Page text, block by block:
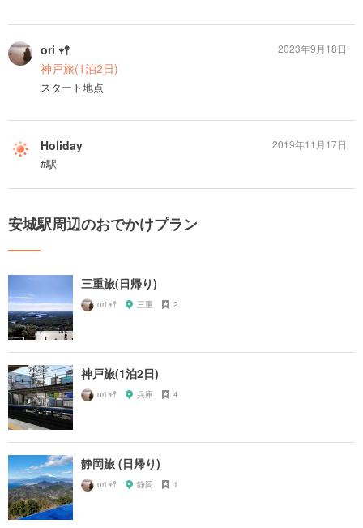
ori‪‪ 𖥧𖤣
神戸旅(1泊2日)
スタート地点
2023年9月18日
Holiday
#駅
2019年11月17日
安城駅周辺のおでかけプラン
三重旅(日帰り)
ori‪‪ 𖥧𖤣 三重 2
神戸旅(1泊2日)
ori‪‪ 𖥧𖤣 兵庫 4
静岡旅 (日帰り)
ori‪‪ 𖥧𖤣 静岡 1